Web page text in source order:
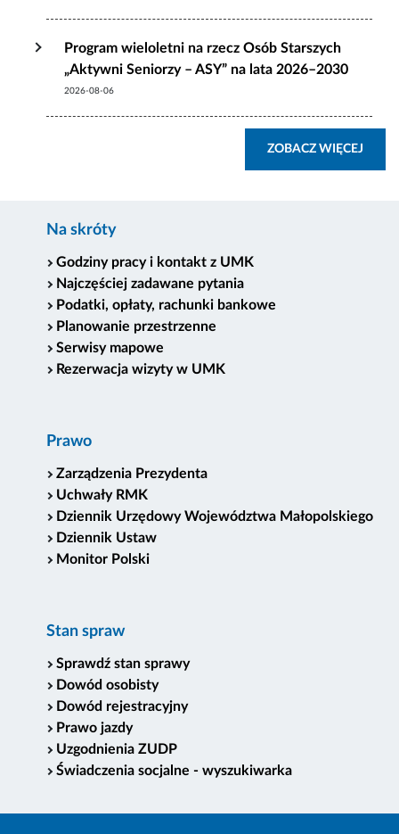
Program wieloletni na rzecz Osób Starszych
„Aktywni Seniorzy – ASY” na lata 2026–2030
2026-08-06
ZOBACZ WIĘCEJ
Na skróty
Godziny pracy i kontakt z UMK
Najczęściej zadawane pytania
Podatki, opłaty, rachunki bankowe
Planowanie przestrzenne
Serwisy mapowe
Rezerwacja wizyty w UMK
Prawo
Zarządzenia Prezydenta
Uchwały RMK
Dziennik Urzędowy Województwa Małopolskiego
Dziennik Ustaw
Monitor Polski
Stan spraw
Sprawdź stan sprawy
Dowód osobisty
Dowód rejestracyjny
Prawo jazdy
Uzgodnienia ZUDP
Świadczenia socjalne - wyszukiwarka